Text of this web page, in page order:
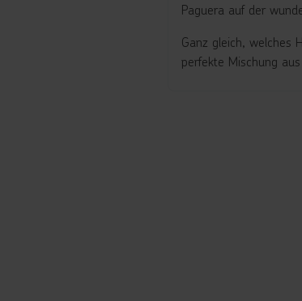
Paguera auf der
Ganz gleich, welches
perfekte Mischung